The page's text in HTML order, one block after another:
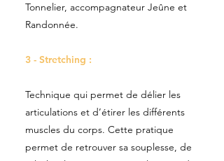
Tonnelier, accompagnateur Jeûne et
Randonnée.
3 - Stretching :
Technique qui permet de délier les
articulations et d’étirer les différents
muscles du corps. Cette pratique
permet de retrouver sa souplesse, de